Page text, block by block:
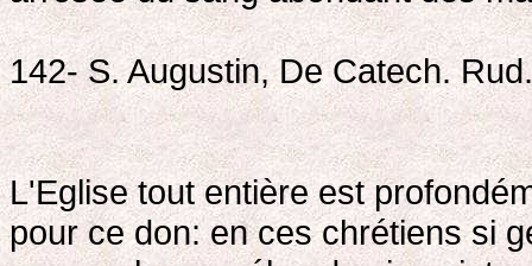
142- S. Augustin, De Catech.
L'Eglise tout entière est
pour ce don: en ces chrétiens si